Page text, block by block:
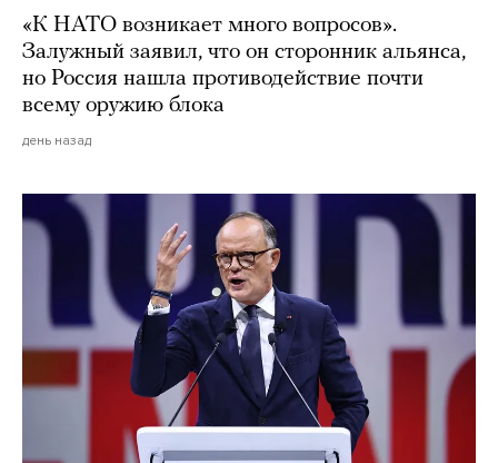
«К НАТО возникает много вопросов».
Залужный заявил, что он сторонник альянса,
но Россия нашла противодействие почти
всему оружию блока
день назад